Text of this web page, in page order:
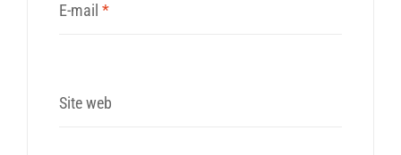
E-mail *
Site web